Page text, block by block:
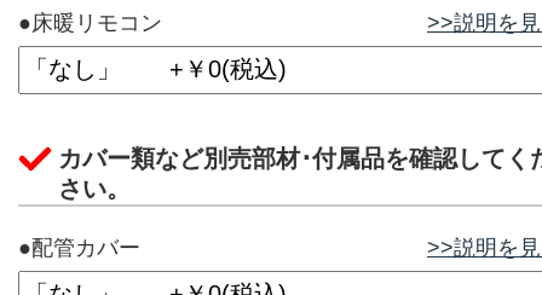
●床暖リモコン >>説明を
カバー類など別売部材･付属品を確認してく
さい。
●配管カバー >>説明を